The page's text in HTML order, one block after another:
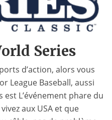
Series
d’action, alors vous
League Baseball, aussi
est L’événement phare du
aux USA et que